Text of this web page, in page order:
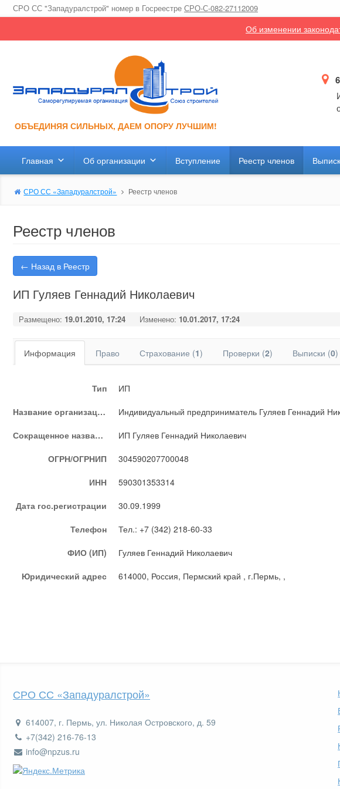
СРО СС "Западуралстрой" номер в Госреестре СРО-С-082-27112009
Об изменении
ОБЪЕДИНЯЯ СИЛЬНЫХ, ДАЕМ ОПОРУ ЛУЧШИМ!
Главная Об организации Вступление Реестр членов
СРО СС «Западуралстрой» Реестр членов
Реестр членов
← Назад в Реестр
ИП Гуляев Геннадий Николаевич
Размещено: 19.01.2010, 17:24 Изменено: 10.01.2017, 17:24
Информация Право Страхование (1) Проверки (2) Выписки (0)
Тип
ИП
Название организации
Индивидуальный предприниматель Гуляев Геннадий
Сокращенное название
ИП Гуляев Геннадий Николаевич
ОГРН/ОГРНИП
304590207700048
ИНН
590301353314
Дата гос.регистрации
30.09.1999
Телефон
Тел.: +7 (342) 218-60-33
ФИО (ИП)
Гуляев Геннадий Николаевич
Юридический адрес
614000, Россия, Пермский край , г.Пермь, ,
СРО СС «Западуралстрой»
614007, г. Пермь, ул. Николая Островского, д. 59
+7(342) 216-76-13
info@npzus.ru